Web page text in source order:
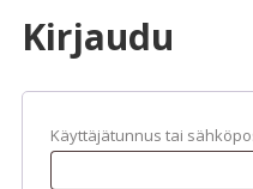
Kirjaudu
Käyttäjätunnus tai